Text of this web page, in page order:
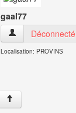
gaal77
gaal77 Voir le
Déconnecté
Localisation: PROVINS
↑